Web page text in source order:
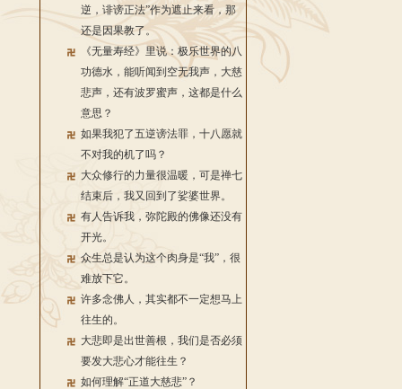
逆，诽谤正法”作为遮止来看，那
还是因果教了。
《无量寿经》里说：极乐世界的八
功德水，能听闻到空无我声，大慈
悲声，还有波罗蜜声，这都是什么
意思？
如果我犯了五逆谤法罪，十八愿就
不对我的机了吗？
大众修行的力量很温暖，可是禅七
结束后，我又回到了娑婆世界。
有人告诉我，弥陀殿的佛像还没有
开光。
众生总是认为这个肉身是“我”，很
难放下它。
许多念佛人，其实都不一定想马上
往生的。
大悲即是出世善根，我们是否必须
要发大悲心才能往生？
如何理解“正道大慈悲”？